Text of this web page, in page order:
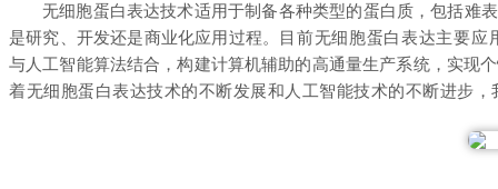
无细胞蛋白表达技术适用于制备各种类型的蛋白质，包括难
是研究、开发还是商业化应用过程。
目前无细胞蛋白表达主要应
与人工智能算法结合，构建计算机辅助的高通量生产系统，实现
着无细胞蛋白表达技术的不断发展和人工智能技术的不断进步